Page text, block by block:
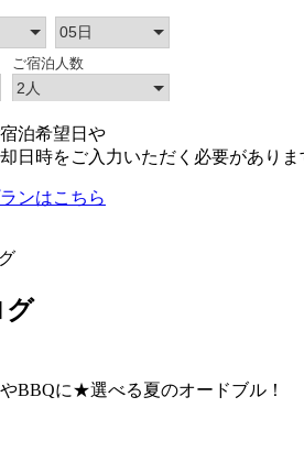
泊希望日や
日時をご入力いただく必要がありま
ンはこちら
グ